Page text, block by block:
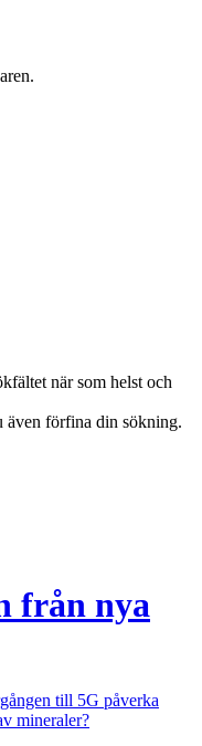
när som helst och
förfina din sökning.
från nya
till 5G påverka
mineraler?